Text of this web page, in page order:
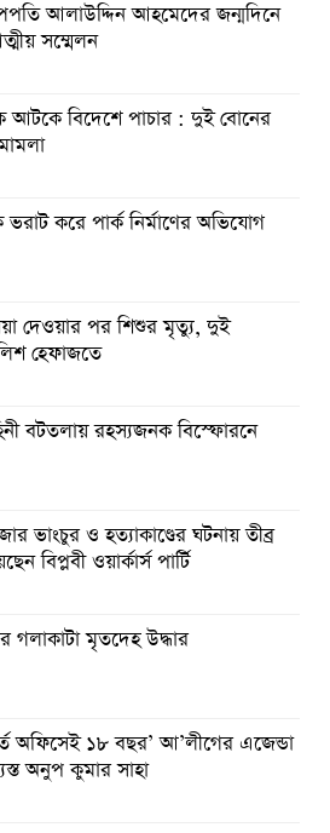
রক্তঝরা জুলাই-আগস্ট প্রত্যাশা আর প্রাপ্তি
অনুষ্ঠিত
ভেতরে তহশিলদার
বিটিএমএ এবং বিজিএমইএ
দুর্ধর্ষ চুরি
আলাউদ্দিন আহমেদের জন্মদিনে
সম্মেলন
আটকে বিদেশে পাচার : দুই বোনের
ভরাট করে পার্ক নির্মাণের অভিযোগ
দেওয়ার পর শিশুর মৃত্যু, দুই
হেফাজতে
বটতলায় রহস্যজনক বিস্ফোরনে
ভাংচুর ও হত্যাকাণ্ডের ঘটনায় তীব্র
বিপ্লবী ওয়ার্কার্স পার্টি
গলাকাটা মৃতদেহ উদ্ধার
অফিসেই ১৮ বছর’ আ’লীগের এজেন্ডা
অনুপ কুমার সাহা